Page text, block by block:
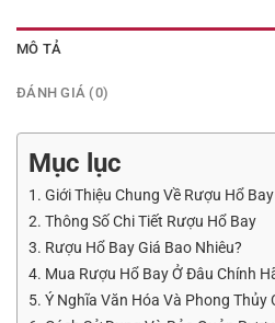
MÔ TẢ
ĐÁNH GIÁ (0)
Mục lục
1. Giới Thiệu Chung Về Rượu Hổ Bay
2. Thông Số Chi Tiết Rượu Hổ Bay
3. Rượu Hổ Bay Giá Bao Nhiêu?
4. Mua Rượu Hổ Bay Ở Đâu Chính
5. Ý Nghĩa Văn Hóa Và Phong Thủy